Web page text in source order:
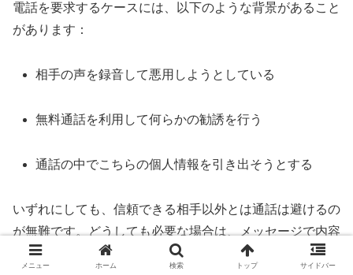
電話を要求するケースには、以下のような背景があること
があります：
相手の声を録音して悪用しようとしている
無料通話を利用して何らかの勧誘を行う
通話の中でこちらの個人情報を引き出そうとする
いずれにしても、信頼できる相手以外とは通話は避けるの
が無難です。どうしても必要な場合は、メッセージで内容
をしっかり確認した上で判断しましょう。
メニュー ホーム 検索 トップ サイドバー